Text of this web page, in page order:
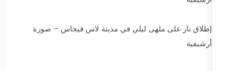
إطلاق نار على ملهى ليلي في مدينة لاس فيجاس – صورة
أرشيفية